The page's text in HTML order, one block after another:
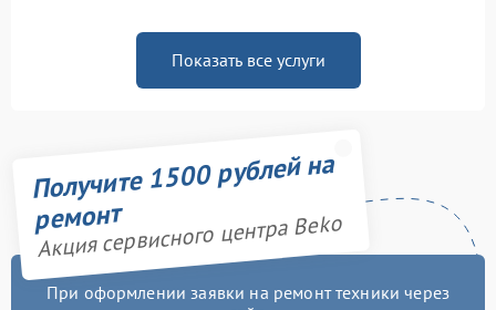
Показать все услуги
Получите 1500 рублей на
ремонт
Акция сервисного центра Beko
При оформлении заявки на ремонт техники через